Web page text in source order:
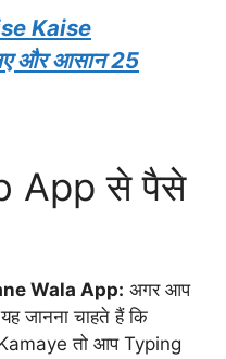
Kaise
और आसान 25
App से पैसे
Wala App: अगर आप
जानना चाहते हैं कि
तो आप Typing